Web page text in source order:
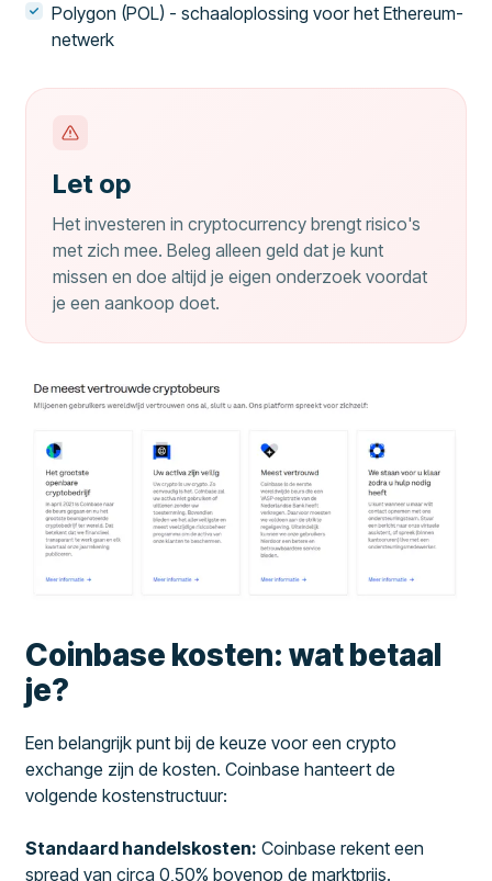
Polygon (POL) - schaaloplossing voor het Ethereum-
netwerk
Let op
Het investeren in cryptocurrency brengt risico's
met zich mee. Beleg alleen geld dat je kunt
missen en doe altijd je eigen onderzoek voordat
je een aankoop doet.
Coinbase kosten: wat betaal
je?
Een belangrijk punt bij de keuze voor een crypto
exchange zijn de kosten. Coinbase hanteert de
volgende kostenstructuur:
Standaard handelskosten: Coinbase rekent een
spread van circa 0,50% bovenop de marktprijs.